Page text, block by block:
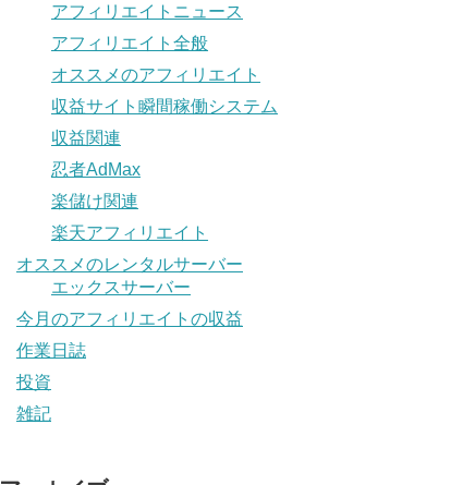
アフィリエイトニュース
アフィリエイト全般
オススメのアフィリエイト
収益サイト瞬間稼働システム
収益関連
忍者AdMax
楽儲け関連
楽天アフィリエイト
オススメのレンタルサーバー
エックスサーバー
今月のアフィリエイトの収益
作業日誌
投資
雑記